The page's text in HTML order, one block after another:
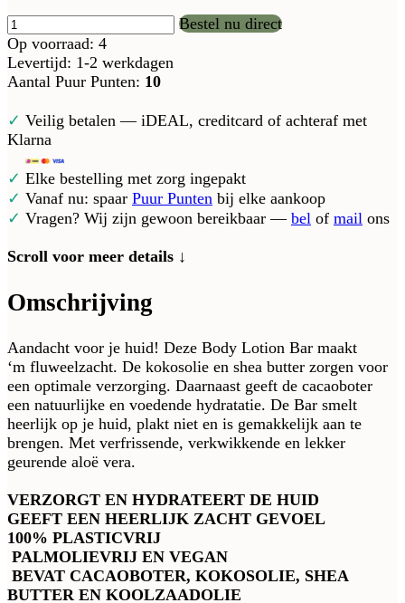
Bestel nu direct
Op voorraad: 4
Levertijd: 1-2 werkdagen
Aantal Puur Punten: 10
✓ Veilig betalen — iDEAL, creditcard of achteraf met
Klarna
✓ Elke bestelling met zorg ingepakt
✓ Vanaf nu: spaar Puur Punten bij elke aankoop
✓ Vragen? Wij zijn gewoon bereikbaar — bel of mail ons
Scroll voor meer details ↓
Omschrijving
Aandacht voor je huid! Deze Body Lotion Bar maakt
‘m fluweelzacht. De kokosolie en shea butter zorgen voor
een optimale verzorging. Daarnaast geeft de cacaoboter
een natuurlijke en voedende hydratatie. De Bar smelt
heerlijk op je huid, plakt niet en is gemakkelijk aan te
brengen. Met verfrissende, verkwikkende en lekker
geurende aloë vera.
VERZORGT EN HYDRATEERT DE HUID
GEEFT EEN HEERLIJK ZACHT GEVOEL
100% PLASTICVRIJ
PALMOLIEVRIJ EN VEGAN
BEVAT CACAOBOTER, KOKOSOLIE, SHEA
BUTTER EN KOOLZAADOLIE